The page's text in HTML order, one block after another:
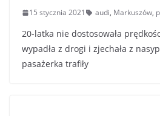
15 stycznia 2021 audi, Markuszów,
20-latka nie dostosowała
wypadła z drogi i zjechała z
pasażerka trafiły